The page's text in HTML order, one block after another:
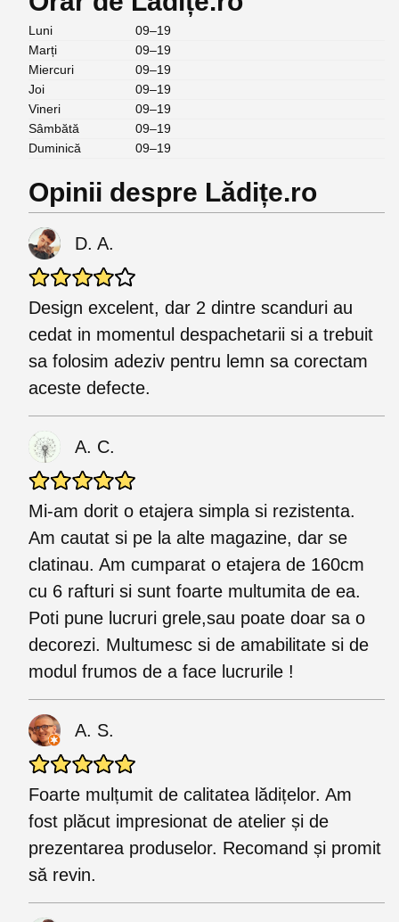
Luni
09–19
Marți
09–19
Miercuri
09–19
Joi
09–19
Vineri
09–19
Sâmbătă
09–19
Duminică
09–19
Opinii despre Lădițe.ro
D. A.
Design excelent, dar 2 dintre scanduri au
cedat in momentul despachetarii si a trebuit
sa folosim adeziv pentru lemn sa corectam
aceste defecte.
A. C.
Mi-am dorit o etajera simpla si rezistenta.
Am cautat si pe la alte magazine, dar se
clatinau. Am cumparat o etajera de 160cm
cu 6 rafturi si sunt foarte multumita de ea.
Poti pune lucruri grele,sau poate doar sa o
decorezi. Multumesc si de amabilitate si de
modul frumos de a face lucrurile !
A. S.
Foarte mulțumit de calitatea lădițelor. Am
fost plăcut impresionat de atelier și de
prezentarea produselor. Recomand și promit
să revin.